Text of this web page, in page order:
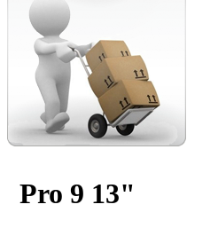
Pro 9 13"